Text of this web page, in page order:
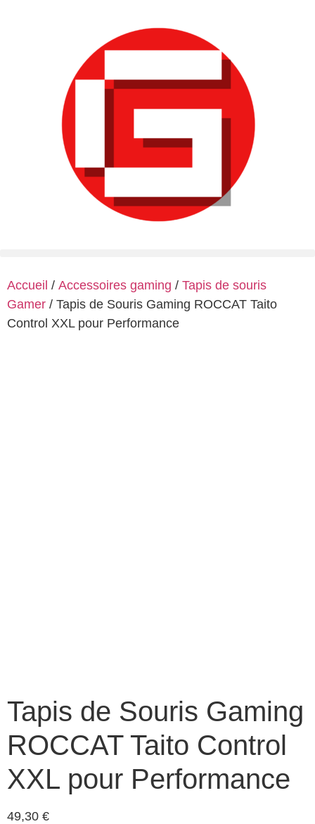
Accueil / Accessoires gaming / Tapis de souris
Gamer / Tapis de Souris Gaming ROCCAT Taito
Control XXL pour Performance
Tapis de Souris Gaming
ROCCAT Taito Control
XXL pour Performance
49,30 €